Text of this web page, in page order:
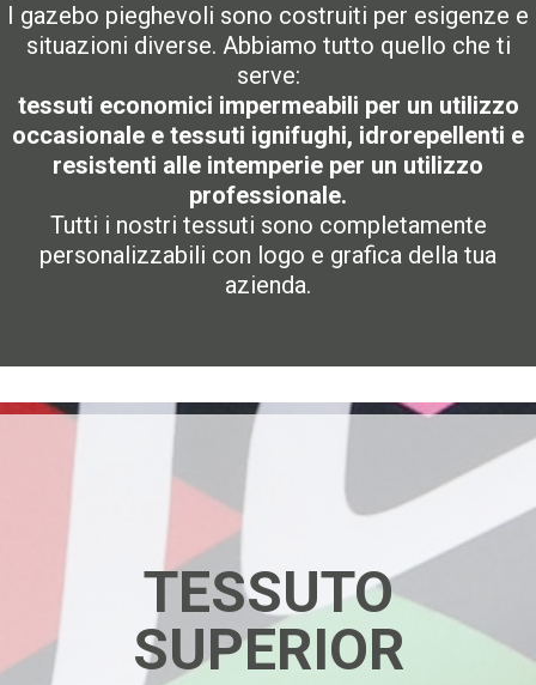
I gazebo pieghevoli sono costruiti per esigenze e
situazioni diverse. Abbiamo tutto quello che ti
serve:
tessuti economici impermeabili per un utilizzo
occasionale e tessuti ignifughi, idrorepellenti e
resistenti alle intemperie per un utilizzo
professionale.
Tutti i nostri tessuti sono completamente
personalizzabili con logo e grafica della tua
azienda.
TESSUTO
SUPERIOR